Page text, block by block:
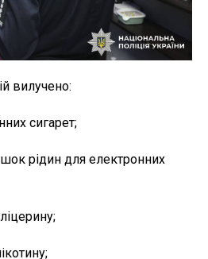
вилучено:
сигарет;
рідин для електронних